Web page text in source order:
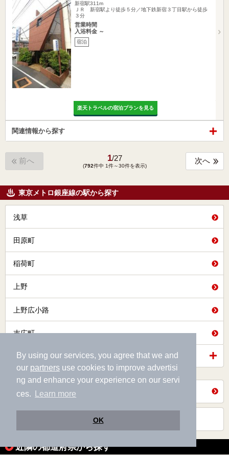
By using our services, you agree that we and
our partners use cookies to improve advertisi
ng and enhance your experience on our servi
ces.
Learn more
OK
新宿駅311m
ＪＲ 新宿駅より徒歩５分／地下鉄新宿３丁目駅から徒歩
３分
営業時間
入浴料金 ～
宿泊
楽天トラベルの宿泊プランを見る
関連情報から探す
前へ 1/27
(792件中 1件～30件を表示)
次へ
東京メトロ銀座線の駅から探す
浅草
田原町
稲荷町
上野
上野広小路
末広町
もっと見る
東京都TOPヘ
近隣の都道府県から探す